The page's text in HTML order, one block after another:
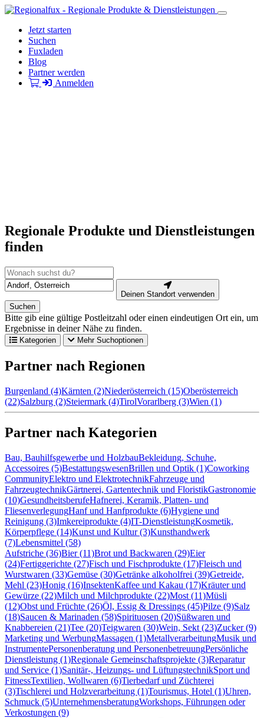
Jetzt starten
Suchen
Fuxladen
Blog
Partner werden
Anmelden
Regionale Produkte und Dienstleistungen
finden
Deinen Standort verwenden
Suchen
Bitte gib eine gültige Postleitzahl oder einen eindeutigen Ort ein, um
Ergebnisse in deiner Nähe zu finden.
Kategorien Mehr Suchoptionen
Partner nach Regionen
Burgenland (4)Kärnten (2)Niederösterreich (15)Oberösterreich
(22)Salzburg (2)Steiermark (4)TirolVorarlberg (3)Wien (1)
Partner nach Kategorien
Bau, Bauhilfsgewerbe und HolzbauBekleidung, Schuhe,
Accessoires (5)BestattungswesenBrillen und Optik (1)Coworking
CommunityElektro und ElektrotechnikFahrzeuge und
FahrzeugtechnikGärtnerei, Gartentechnik und FloristikGastronomie
(10)GesundheitsberufeHafnerei, Keramik, Platten- und
FliesenverlegungHanf und Hanfprodukte (6)Hygiene und
Reinigung (3)Imkereiprodukte (4)IT-DienstleistungKosmetik,
Körperpflege (14)Kunst und Kultur (3)Kunsthandwerk
(7)Lebensmittel (58)
Aufstriche (36)Bier (11)Brot und Backwaren (29)Eier
(24)Fertiggerichte (27)Fisch und Fischprodukte (17)Fleisch und
Wurstwaren (33)Gemüse (30)Getränke alkoholfrei (39)Getreide,
Mehl (23)Honig (16)InsektenKaffee und Kakau (17)Kräuter und
Gewürze (22)Milch und Milchprodukte (22)Most (11)Müsli
(12)Obst und Früchte (26)Öl, Essig & Dressings (45)Pilze (9)Salz
(18)Saucen & Marinaden (58)Spirituosen (20)Süßwaren und
Knabbereien (21)Tee (20)Teigwaren (30)Wein, Sekt (23)Zucker (9)
Marketing und WerbungMassagen (1)MetallverarbeitungMusik und
InstrumentePersonenberatung und PersonenbetreuungPersönliche
Dienstleistung (1)Regionale Gemeinschaftsprojekte (3)Reparatur
und Service (1)Sanitär-, Heizungs- und LüftungstechnikSport und
FitnessTextilien, Wollwaren (6)Tierbedarf und Züchterei
(3)Tischlerei und Holzverarbeitung (1)Tourismus, Hotel (1)Uhren,
Schmuck (5)UnternehmensberatungWorkshops, Führungen oder
Verkostungen (9)